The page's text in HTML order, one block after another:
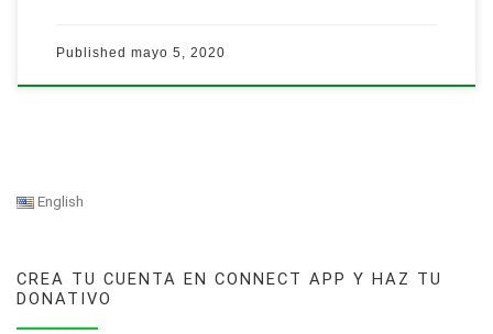
Published mayo 5, 2020
English
CREA TU CUENTA EN CONNECT APP Y HAZ TU
DONATIVO